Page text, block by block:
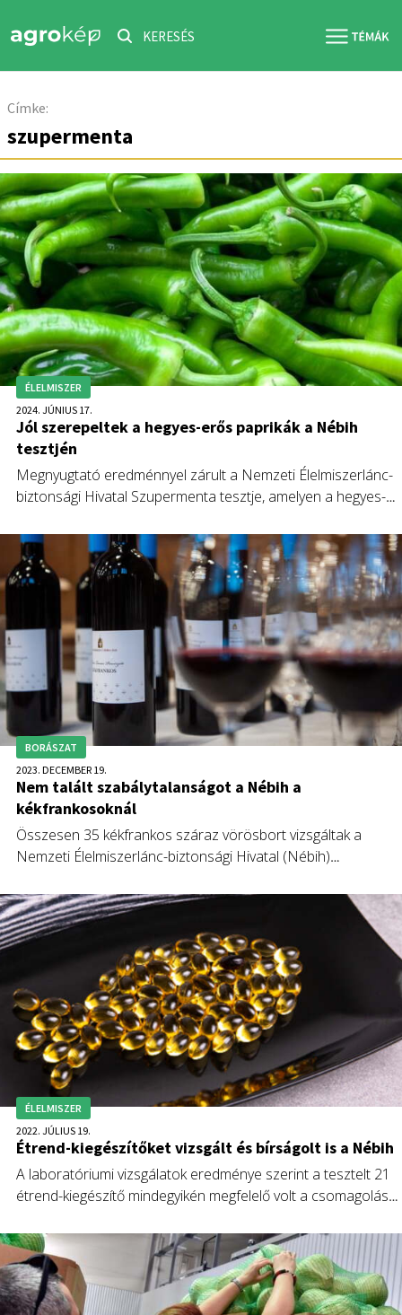
KERESÉS
Címke:
szupermenta
ÉLELMISZER
2024. JÚNIUS 17.
Jól szerepeltek a hegyes-erős paprikák a Nébih
tesztjén
Megnyugtató eredménnyel zárult a Nemzeti Élelmiszerlánc-
biztonsági Hivatal Szupermenta tesztje, amelyen a hegyes-
BORÁSZAT
2023. DECEMBER 19.
Nem talált szabálytalanságot a Nébih a
kékfrankosoknál
Összesen 35 kékfrankos száraz vörösbort vizsgáltak a
Nemzeti Élelmiszerlánc-biztonsági Hivatal (Nébih)
hatósági, laboratóriumi és kedveltségi vizsgálatokon is jól
szerepeltek.
ÉLELMISZER
2022. JÚLIUS 19.
Étrend-kiegészítőket vizsgált és bírságolt is a Nébih
A laboratóriumi vizsgálatok eredménye szerint a tesztelt 21
étrend-kiegészítő mindegyikén megfelelő volt a
fordultak elő.